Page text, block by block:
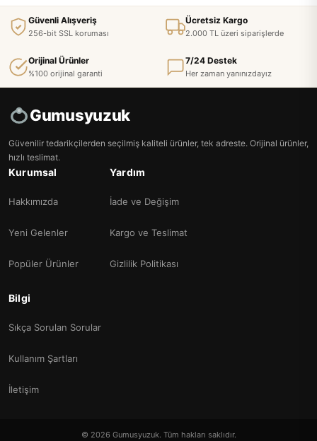
Güvenli Alışveriş
256-bit SSL koruması
Ücretsiz Kargo
2.000 TL üzeri siparişlerde
Orijinal Ürünler
%100 orijinal garanti
7/24 Destek
Her zaman yanınızdayız
Gumusyuzuk
Güvenilir tedarikçilerden seçilmiş kaliteli ürünler, tek adreste. Orijinal ürünler,
hızlı teslimat.
Kurumsal
Hakkımızda
Yeni Gelenler
Popüler Ürünler
Yardım
İade ve Değişim
Kargo ve Teslimat
Gizlilik Politikası
Bilgi
Sıkça Sorulan Sorular
Kullanım Şartları
İletişim
© 2026 Gumusyuzuk. Tüm hakları saklıdır.